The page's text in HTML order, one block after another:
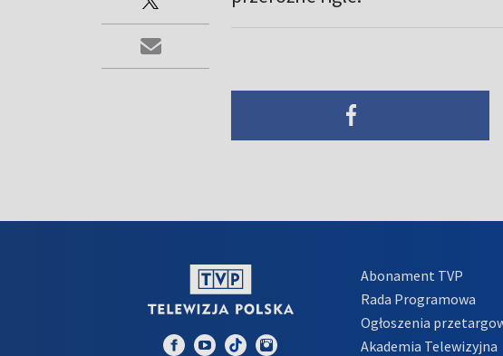
Abonament TVP
Rada Programowa
Ogłoszenia
Akademia Telewizyjna